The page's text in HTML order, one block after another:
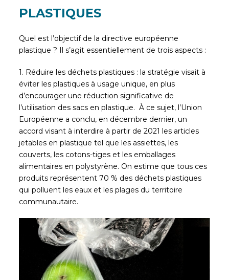
PLASTIQUES
Quel est l’objectif de la directive européenne
plastique ? Il s’agit essentiellement de trois aspects :
1. Réduire les déchets plastiques : la stratégie visait à
éviter les plastiques à usage unique, en plus
d’encourager une réduction significative de
l’utilisation des sacs en plastique. À ce sujet, l’Union
Européenne a conclu, en décembre dernier, un
accord visant à interdire à partir de 2021 les articles
jetables en plastique tel que les assiettes, les
couverts, les cotons-tiges et les emballages
alimentaires en polystyrène. On estime que tous ces
produits représentent 70 % des déchets plastiques
qui polluent les eaux et les plages du territoire
communautaire.